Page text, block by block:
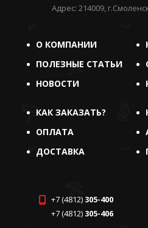
Адрес: 214009,
О КОМПАНИИ
ПОЛЕЗНЫЕ СТАТЬИ
НОВОСТИ
КАК ЗАКАЗАТЬ?
ОПЛАТА
ДОСТАВКА
+7 (4812) 305-400
+7 (4812) 305-406